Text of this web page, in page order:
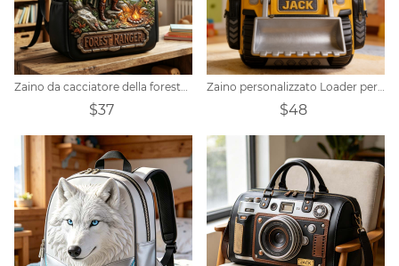
Zaino da cacciatore della foresta personalizzato con nome personalizzato
$37
Zaino personalizzato Loader per bambini con foto e nome a scelta
$48